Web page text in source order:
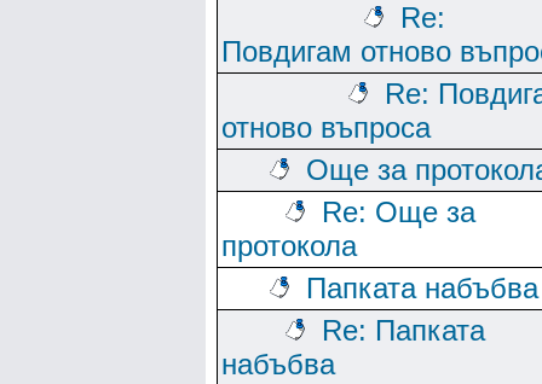
Re:
Повдигам отново
Re:
отново въпроса
Още за
Re: Още за
протокола
Папката набъбва
Re: Папката
набъбва